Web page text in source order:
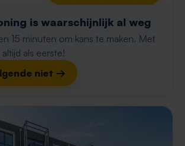
is waarschijnlijk al weg
15 minuten om kans te maken. Met
als eerste!
niet →